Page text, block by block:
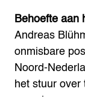
Behoefte aan
Andreas
onmisbare
Noord-
het stuur